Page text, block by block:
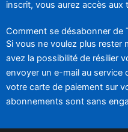
inscrit, vous aurez accès
Comment se désabonner de
Si vous ne voulez plus rester
avez la possibilité de résilier
envoyer un e-mail au service
votre carte de paiement sur
abonnements sont sans